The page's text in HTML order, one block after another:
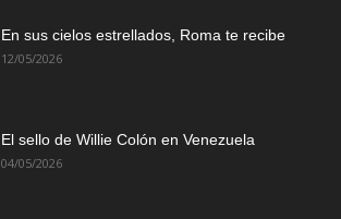
En sus cielos estrellados, Roma te recibe
12/05/2026
El sello de Willie Colón en Venezuela
04/05/2026